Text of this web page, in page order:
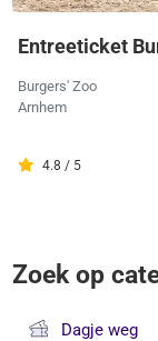
Entreeticket
Burgers' Zoo
Arnhem
4.8 / 5
Zoek op
Dagje weg